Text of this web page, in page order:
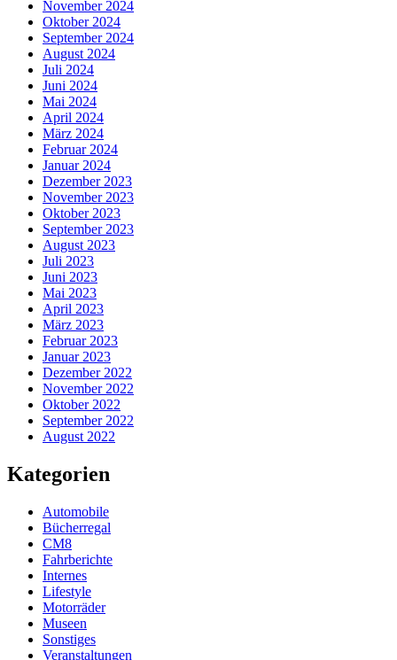
November 2024
Oktober 2024
September 2024
August 2024
Juli 2024
Juni 2024
Mai 2024
April 2024
März 2024
Februar 2024
Januar 2024
Dezember 2023
November 2023
Oktober 2023
September 2023
August 2023
Juli 2023
Juni 2023
Mai 2023
April 2023
März 2023
Februar 2023
Januar 2023
Dezember 2022
November 2022
Oktober 2022
September 2022
August 2022
Kategorien
Automobile
Bücherregal
CM8
Fahrberichte
Internes
Lifestyle
Motorräder
Museen
Sonstiges
Veranstaltungen